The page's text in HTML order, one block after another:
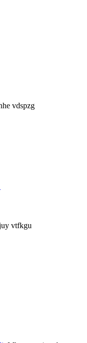
vdspzg
vtfkgu